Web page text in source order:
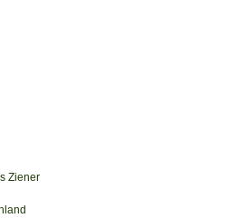
Ziener